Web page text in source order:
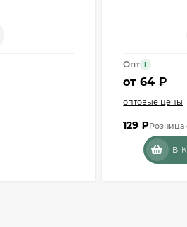
Опт i
от64 ₽
оптовые цены
129₽Розница
В